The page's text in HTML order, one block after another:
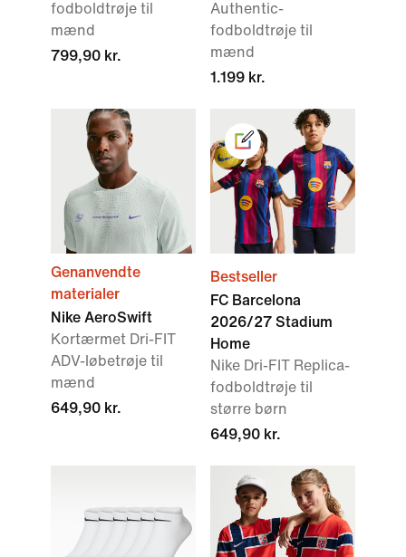
fodboldtrøje til
mænd
799,90 kr.
Authentic-
fodboldtrøje til
mænd
1.199 kr.
Genanvendte
materialer
Nike AeroSwift
Kortærmet Dri-FIT
ADV-løbetrøje til
mænd
649,90 kr.
Bestseller
FC Barcelona
2026/27 Stadium
Home
Nike Dri-FIT Replica-
fodboldtrøje til
større børn
649,90 kr.